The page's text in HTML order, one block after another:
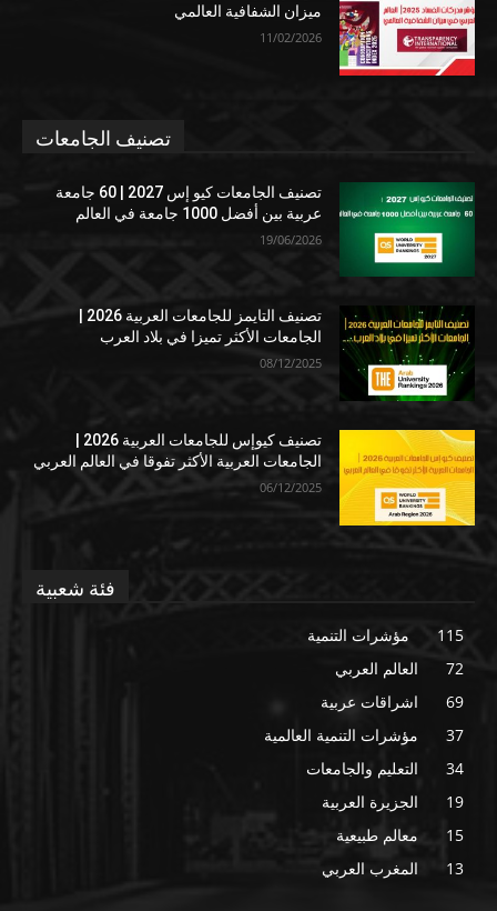
ميزان الشفافية العالمي
11/02/2026
تصنيف الجامعات
تصنيف الجامعات كيو إس 2027 | 60 جامعة
عربية بين أفضل 1000 جامعة في العالم
19/06/2026
الجامعات الأكثر تميزا في بلاد العرب
08/12/2025
الجامعات العربية الأكثر تفوقا في العالم العربي
06/12/2025
فئة شعبية
مؤشرات التنمية
115
العالم العربي
72
اشراقات عربية
69
مؤشرات التنمية العالمية
37
التعليم والجامعات
34
الجزيرة العربية
19
معالم طبيعية
15
المغرب العربي
13